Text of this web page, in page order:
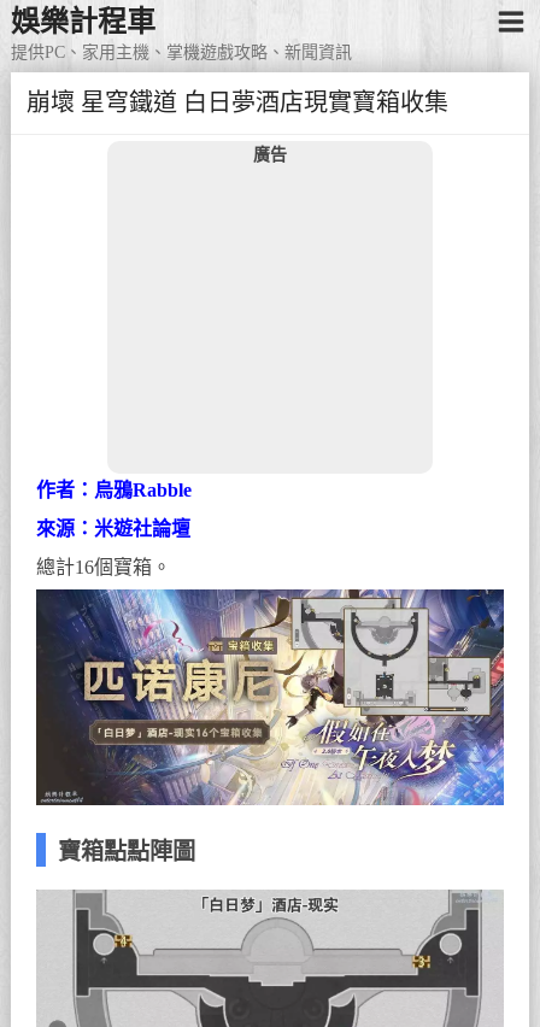
娛樂計程車
提供PC、家用主機、掌機遊戲攻略、新聞資訊
崩壞 星穹鐵道 白日夢酒店現實寶箱收集
廣告
作者：烏鴉Rabble
來源：米遊社論壇
總計16個寶箱。
寶箱點點陣圖